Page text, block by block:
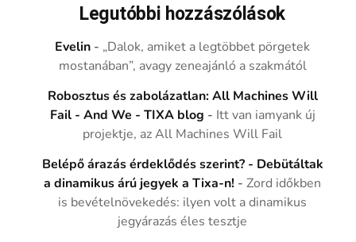
Legutóbbi hozzászólások
Evelin - „Dalok, amiket a legtöbbet pörgetek
mostanában”, avagy zeneajánló a szakmától
Robosztus és zabolázatlan: All Machines Will
Fail - And We - TIXA blog - Itt van iamyank új
projektje, az All Machines Will Fail
Belépő árazás érdeklődés szerint? - Debütáltak
a dinamikus árú jegyek a Tixa-n! -Zord időkben
is bevételnövekedés: ilyen volt a dinamikus
jegyárazás éles tesztje